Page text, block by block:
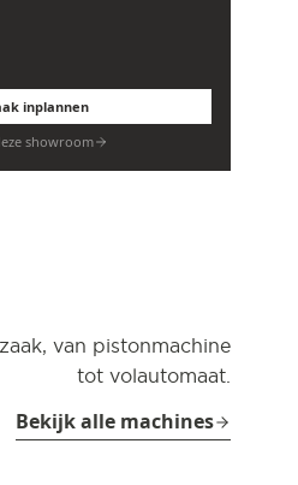
inplannen
showroom
van pistonmachine
tot volautomaat.
Bekijk alle machines